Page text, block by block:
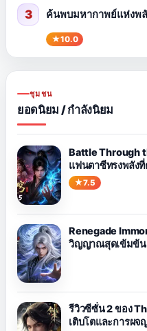
3 ค้นพบมหากาพย์แห่งพ
10.0
ชุมชน
ยอดนิยม / กำลังนิยม
Battle Through
แฟนตาซีทรงพลัง
7.5
Renegade
วิญญาณสุดเข้มข้น
รีวิวซีซั่น 2 ของ
เติบโตและการผจ